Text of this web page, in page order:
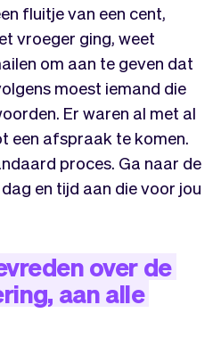
fluitje van een cent,
vroeger ging, weet
om aan te geven dat
moest iemand die
Er waren al met al
een afspraak te komen.
proces. Ga naar de
en tijd aan die voor jou
over de
aanalle